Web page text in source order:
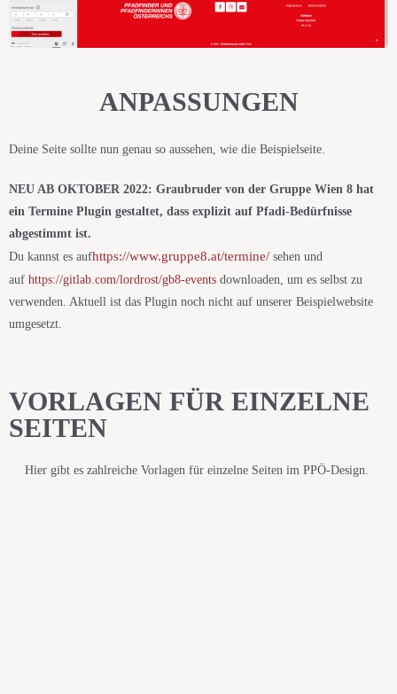
ANPASSUNGEN
Deine Seite sollte nun genau so aussehen, wie die Beispielseite.
NEU AB OKTOBER 2022: Graubruder von der Gruppe Wien 8 hat
ein Termine Plugin gestaltet, dass explizit auf Pfadi-Bedürfnisse
abgestimmt ist.
Du kannst es aufhttps://www.gruppe8.at/termine/ sehen und
auf https://gitlab.com/lordrost/gb8-events downloaden, um es selbst zu
verwenden. Aktuell ist das Plugin noch nicht auf unserer Beispielwebsite
umgesetzt.
VORLAGEN FÜR EINZELNE
SEITEN
Hier gibt es zahlreiche Vorlagen für einzelne Seiten im PPÖ-Design.